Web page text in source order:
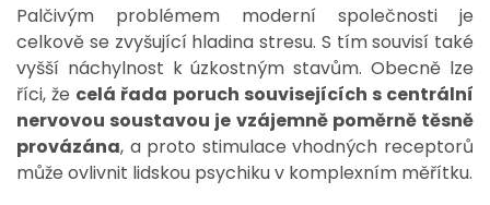
Palčivým problémem moderní společnosti je
celkově se zvyšující hladina stresu. S tím souvisí také
vyšší náchylnost k úzkostným stavům. Obecně lze
říci, že celá řada poruch souvisejících s centrální
nervovou soustavou je vzájemně poměrně těsně
provázána, a proto stimulace vhodných receptorů
může ovlivnit lidskou psychiku v komplexním měřítku.